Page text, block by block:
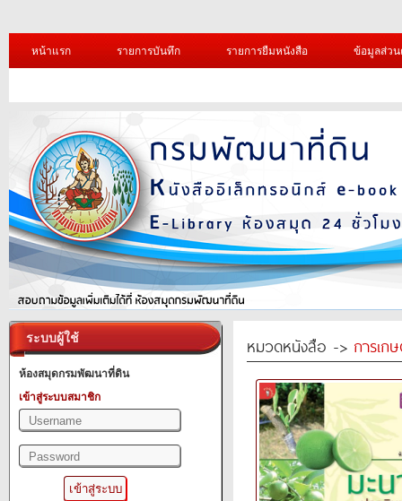
หน้าแรก รายการบันทึก รายการยืมหนังสือ ข้อมูลส่ว
ระบบผู้ใช้
ห้องสมุดกรมพัฒนาที่ดิน
เข้าสู่ระบบสมาชิก
หมวดหนังสือ -> การเก